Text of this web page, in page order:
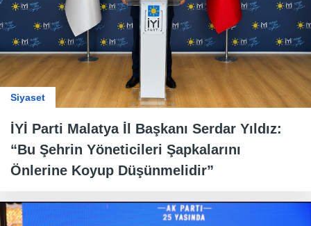
Siyaset
İYİ Parti Malatya İl Başkanı Serdar Yıldız:
“Bu Şehrin Yöneticileri Şapkalarını
Önlerine Koyup Düşünmelidir”